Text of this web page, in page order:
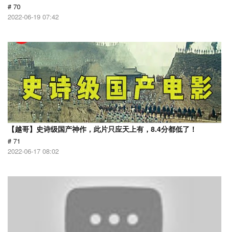
# 70
2022-06-19 07:42
【越哥】史诗级国产神作，此片只应天上有，8.4分都低了！
# 71
2022-06-17 08:02